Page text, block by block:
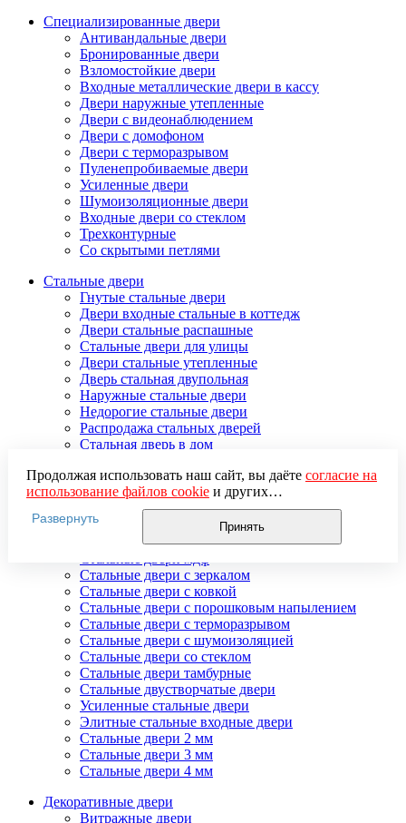
Специализированные двери
Антивандальные двери
Бронированные двери
Взломостойкие двери
Входные металлические двери в кассу
Двери наружные утепленные
Двери с видеонаблюдением
Двери с домофоном
Двери с терморазрывом
Пуленепробиваемые двери
Усиленные двери
Шумоизоляционные двери
Входные двери со стеклом
Трехконтурные
Со скрытыми петлями
Стальные двери
Гнутые стальные двери
Двери входные стальные в коттедж
Двери стальные распашные
Стальные двери для улицы
Двери стальные утепленные
Дверь стальная двупольная
Наружные стальные двери
Недорогие стальные двери
Распродажа стальных дверей
Стальная дверь в дом
Стальные взломостойкие двери
Стальные входные двери в квартиру
Стальные двери в подъезд
Стальные двери внутреннего открывания
Стальные двери массив
Стальные двери с зеркалом
Стальные двери с ковкой
Стальные двери с порошковым напылением
Стальные двери с терморазрывом
Стальные двери с шумоизоляцией
Стальные двери со стеклом
Стальные двери тамбурные
Стальные двустворчатые двери
Усиленные стальные двери
Элитные стальные входные двери
Стальные двери 2 мм
Стальные двери 3 мм
Стальные двери 4 мм
Декоративные двери
Витражные двери
Продолжая использовать наш сайт, вы даёте согласие на
использование файлов cookieи других
пользовательских данных (включая IP-адрес, сведения о
местоположении, устройстве, действиях на сайте и т. п.)
для функционирования сайта, проведения
использования систем аналитики (например,
Яндекс.Метрика), в соответствии с нашей
обработки персональных данных.
Если вы не хотите, чтобы ваши данные обрабатывались,
настройте ограничения в браузере или покиньте сайт.
Развернуть
Принять